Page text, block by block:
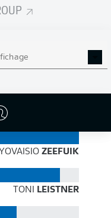
79 %
ZEEFUIK
TONI LEISTNER